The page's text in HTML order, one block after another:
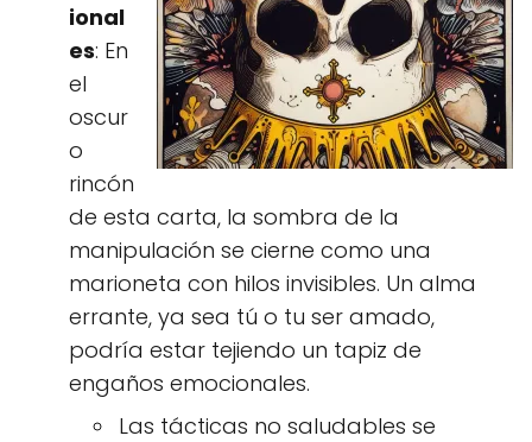
ional
es: En
el
oscur
o
rincón
de esta carta, la sombra de la
manipulación se cierne como una
marioneta con hilos invisibles. Un alma
errante, ya sea tú o tu ser amado,
podría estar tejiendo un tapiz de
engaños emocionales.
Las tácticas no saludables se